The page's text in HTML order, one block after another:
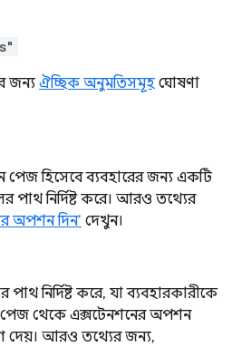
জন্য ঐচ্ছিক অনুমতিসমূহ ঘোষণা
হিসেবে ব্যবহারের জন্য একটি
পাথ নির্দিষ্ট করে। আরও তথ্যের
অপশন দিন’ দেখুন।
নির্দিষ্ট করে, যা ব্যবহারকারীকে
থেকে এক্সটেনশনের অপশন
দেয়। আরও তথ্যের জন্য,